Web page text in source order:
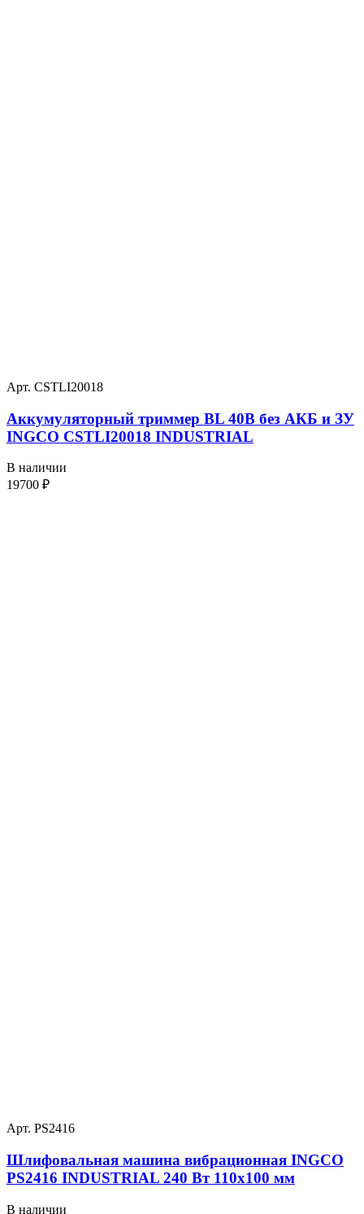
Арт. CSTLI20018
Аккумуляторный триммер BL 40В без АКБ и ЗУ
INGCO CSTLI20018 INDUSTRIAL
В наличии
19700 ₽
Арт. PS2416
Шлифовальная машина вибрационная INGCO
PS2416 INDUSTRIAL 240 Вт 110х100 мм
В наличии